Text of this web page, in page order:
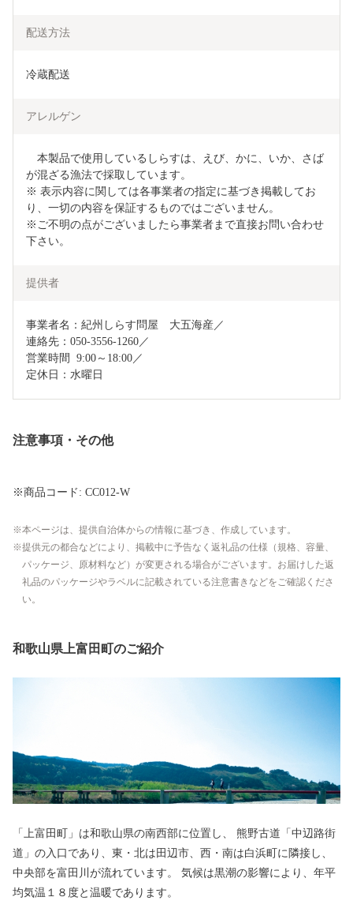
配送方法
冷蔵配送
アレルゲン
本製品で使用しているしらすは、えび、かに、いか、さば
が混ざる漁法で採取しています。
※ 表示内容に関しては各事業者の指定に基づき掲載してお
り、一切の内容を保証するものではございません。
※ご不明の点がございましたら事業者まで直接お問い合わせ
下さい。
提供者
事業者名：紀州しらす問屋　大五海産／
連絡先：050-3556-1260／
営業時間	9:00～18:00／
定休日：水曜日
注意事項・その他
※商品コード: CC012-W
本ページは、提供自治体からの情報に基づき、作成しています。
提供元の都合などにより、掲載中に予告なく返礼品の仕様（規格、容量、
パッケージ、原材料など）が変更される場合がございます。お届けした返
礼品のパッケージやラベルに記載されている注意書きなどをご確認くださ
い。
和歌山県上富田町のご紹介
「上富田町」は和歌山県の南西部に位置し、 熊野古道「中辺路街
道」の入口であり、東・北は田辺市、西・南は白浜町に隣接し、
中央部を富田川が流れています。 気候は黒潮の影響により、年平
均気温１８度と温暖であります。